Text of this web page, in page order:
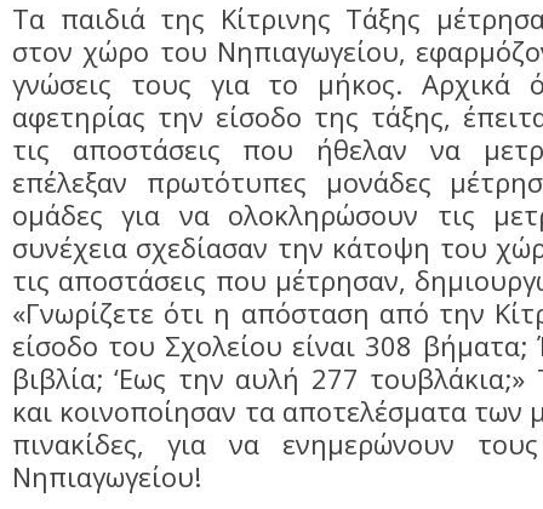
Τα παιδιά της Κίτρινης Τάξης
στον χώρο του Νηπιαγωγείου,
γνώσεις τους για το μήκος. Αρχικά
αφετηρίας την είσοδο της τάξης,
τις αποστάσεις που ήθελαν να
επέλεξαν πρωτότυπες μονάδες
ομάδες για να ολοκληρώσουν τις
συνέχεια σχεδίασαν την κάτοψη του
τις αποστάσεις που μέτρησαν,
«Γνωρίζετε ότι η απόσταση από την
είσοδο του Σχολείου είναι 308
βιβλία; ‘Εως την αυλή 277 τουβλάκια;»
και κοινοποίησαν τα αποτελέσματα των
πινακίδες, για να ενημερώνουν
Νηπιαγωγείου!